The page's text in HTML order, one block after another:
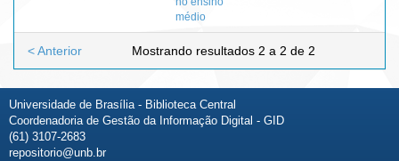
médio
Mostrando resultados 2 a 2 de 2
< Anterior
Universidade de Brasília - Biblioteca Central
Coordenadoria de Gestão da Informação Digital - GID
(61) 3107-2683
repositorio@unb.br